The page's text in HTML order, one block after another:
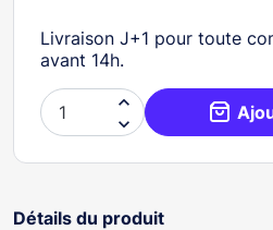
Livraison J+1 pour toute
avant 14h.


Détails du produit